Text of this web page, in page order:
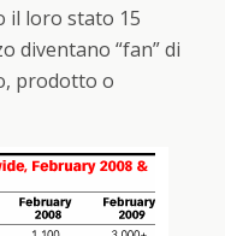
il loro stato 15
diventano “fan” di
prodotto o